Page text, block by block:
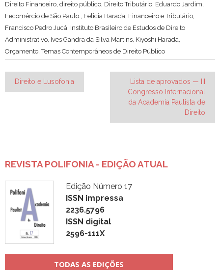
Direito Financeiro, direito público, Direito Tributário, Eduardo Jardim,
Fecomércio de São Paulo., Felicia Harada, Financeiro e Tributário,
Francisco Pedro Jucá, Instituto Brasileiro de Estudos de Direito
Administrativo, Ives Gandra da Silva Martins, Kiyoshi Harada,
Orçamento,Temas Contemporâneos de Direito Público
Navegação
Direito e Lusofonia
Lista de aprovados — III
Congresso Internacional
da Academia Paulista de
Direito
REVISTA POLIFONIA - EDIÇÃO ATUAL
Edição Número 17
ISSN impressa
2236.5796
ISSN digital
2596-111X
TODAS AS EDIÇÕES